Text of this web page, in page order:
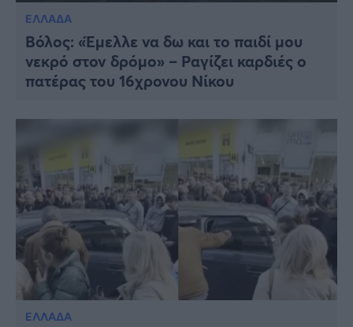
ΕΛΛΑΔΑ
Βόλος: «Έμελλε να δω και το παιδί μου
νεκρό στον δρόμο» – Ραγίζει καρδιές ο
πατέρας του 16χρονου Νίκου
ΕΛΛΑΔΑ